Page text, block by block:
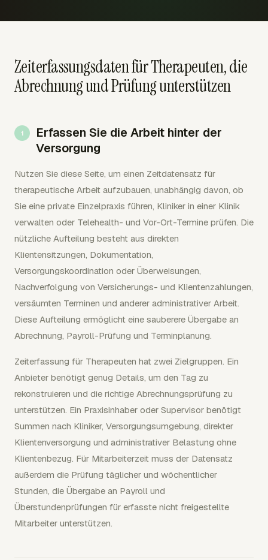
Zeiterfassungsdaten für Therapeuten, die
Abrechnung und Prüfung unterstützen
Erfassen Sie die Arbeit hinter der
Versorgung
Nutzen Sie diese Seite, um einen Zeitdatensatz für
therapeutische Arbeit aufzubauen, unabhängig davon, ob
Sie eine private Einzelpraxis führen, Kliniker in einer Klinik
verwalten oder Telehealth- und Vor-Ort-Termine prüfen. Die
nützliche Aufteilung besteht aus direkten
Klientensitzungen, Dokumentation,
Versorgungskoordination oder Überweisungen,
Nachverfolgung von Versicherungs- und Klientenzahlungen,
versäumten Terminen und anderer administrativer Arbeit.
Diese Aufteilung ermöglicht eine sauberere Übergabe an
Abrechnung, Payroll-Prüfung und Terminplanung.
Zeiterfassung für Therapeuten hat zwei Zielgruppen. Ein
Anbieter benötigt genug Details, um den Tag zu
rekonstruieren und die richtige Abrechnungsprüfung zu
unterstützen. Ein Praxisinhaber oder Supervisor benötigt
Summen nach Kliniker, Versorgungsumgebung, direkter
Klientenversorgung und administrativer Belastung ohne
Klientenbezug. Für Mitarbeiterzeit muss der Datensatz
außerdem die Prüfung täglicher und wöchentlicher
Stunden, die Übergabe an Payroll und
Überstundenprüfungen für erfasste nicht freigestellte
Mitarbeiter unterstützen.